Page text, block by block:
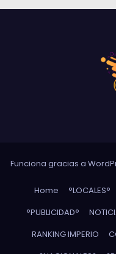
Funciona gracias a
Home °LOCALES°
°PUBLICIDAD°
RANKING IMPERIO